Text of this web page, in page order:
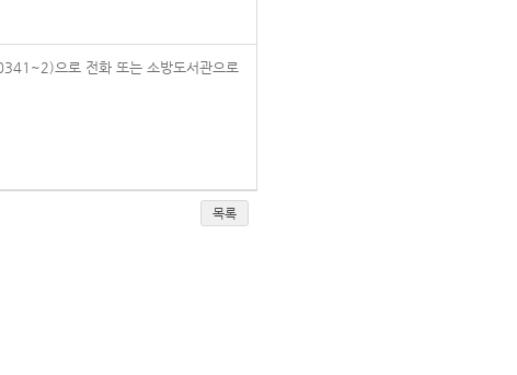
으로 전화 또는 소방도서관으로
목록